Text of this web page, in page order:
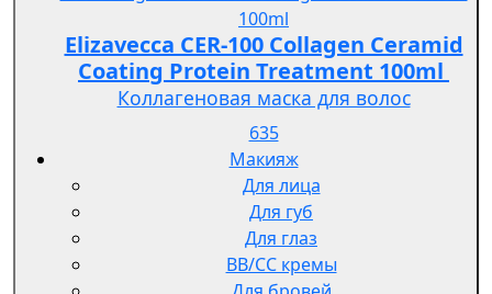
Elizavecca CER-100 Collagen Ceramid
Coating Protein Treatment 100ml
Коллагеновая маска для волос
635
Макияж
Для лица
Для губ
Для глаз
BB/CC кремы